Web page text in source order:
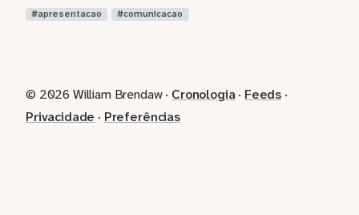
apresentacao comunicacao
© 2026 William Brendaw · Cronologia· Feeds ·
Privacidade · Preferências